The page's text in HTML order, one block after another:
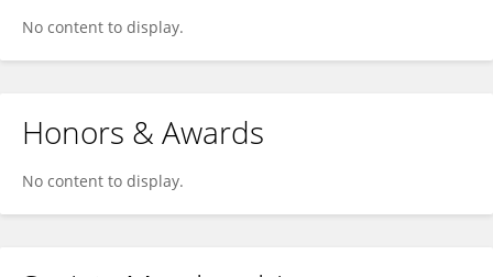
No content to display.
Honors & Awards
No content to display.